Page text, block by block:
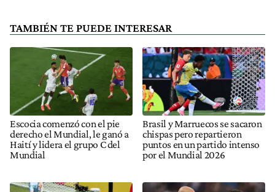
TAMBIÉN TE PUEDE INTERESAR
Escocia comenzó con el pie
derecho el Mundial, le ganó a
Haití y lidera el grupo C del
Mundial
Brasil y Marruecos se sacaron
chispas pero repartieron
puntos en un partido intenso
por el Mundial 2026